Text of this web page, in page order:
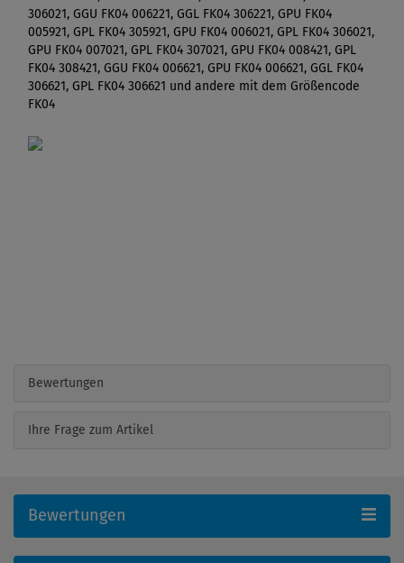
306021, GGU FK04 006221, GGL FK04 306221, GPU FK04
005921, GPL FK04 305921, GPU FK04 006021, GPL FK04 306021,
GPU FK04 007021, GPL FK04 307021, GPU FK04 008421, GPL
FK04 308421, GGU FK04 006621, GPU FK04 006621, GGL FK04
306621, GPL FK04 306621 und andere mit dem Größencode
FK04
Bewertungen
Ihre Frage zum Artikel
Bewertungen